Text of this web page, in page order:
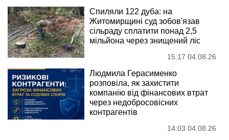
Спиляли 122 дуба: на
Житомирщині суд зобов'язав
сільраду сплатити понад 2,5
мільйона через знищений ліс
15:17 04.08.26
Людмила Герасименко
розповіла, як захистити
компанію від фінансових втрат
через недобросовісних
контрагентів
14:03 04.08.26